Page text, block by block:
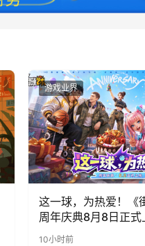
游戏业界
这一球，为热爱！《
周年庆典8月8日正式
福利与全新内容同步
10小时前